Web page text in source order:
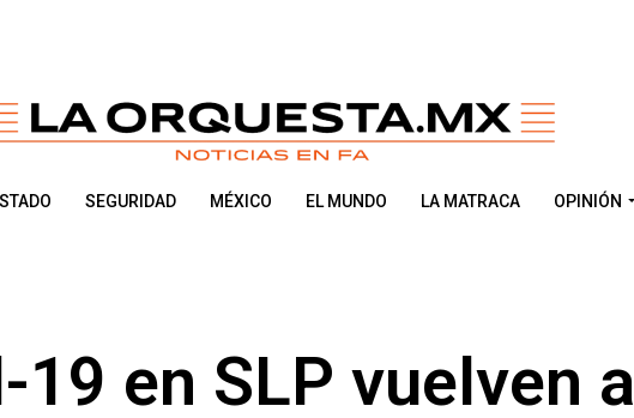
SEGURIDAD MÉXICO EL MUNDO LA MATRACA OPINIÓN
en SLP vuelven a